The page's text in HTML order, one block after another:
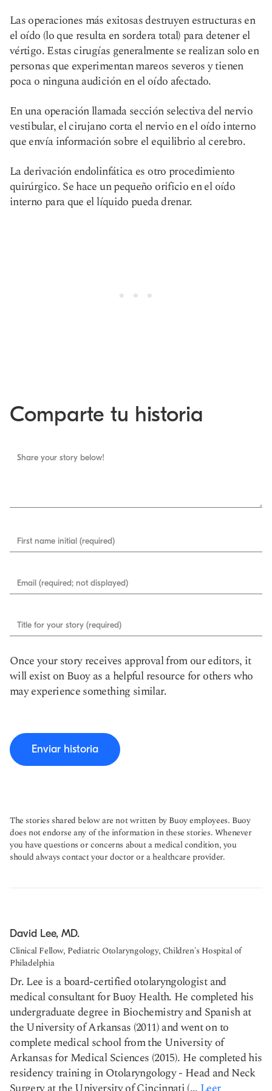
Las operaciones más exitosas destruyen estructuras en
el oído (lo que resulta en sordera total) para detener el
vértigo. Estas cirugías generalmente se realizan solo en
personas que experimentan mareos severos y tienen
poca o ninguna audición en el oído afectado.
En una operación llamada sección selectiva del nervio
vestibular, el cirujano corta el nervio en el oído interno
que envía información sobre el equilibrio al cerebro.
La derivación endolinfática es otro procedimiento
quirúrgico. Se hace un pequeño orificio en el oído
interno para que el líquido pueda drenar.
Comparte tu historia
Share your story below!
First name initial (required)
Email (required; not displayed)
Title for your story (required)
Once your story receives approval from our editors, it
will exist on Buoy as a helpful resource for others who
may experience something similar.
Enviar historia
The stories shared below are not written by Buoy employees. Buoy
does not endorse any of the information in these stories. Whenever
you have questions or concerns about a medical condition, you
should always contact your doctor or a healthcare provider.
David Lee, MD.
Clinical Fellow, Pediatric Otolaryngology, Children's Hospital of
Philadelphia
Dr. Lee is a board-certified otolaryngologist and
medical consultant for Buoy Health. He completed his
undergraduate degree in Biochemistry and Spanish at
the University of Arkansas (2011) and went on to
complete medical school from the University of
Arkansas for Medical Sciences (2015). He completed his
residency training in Otolaryngology - Head and Neck